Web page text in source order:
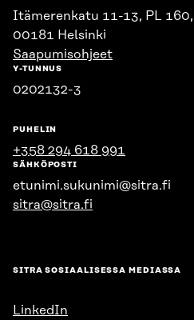
Itämerenkatu 11-13, PL 160,
00181 Helsinki
Saapumisohjeet
Y-TUNNUS
0202132-3
PUHELIN
+358 294 618 991
SÄHKÖPOSTI
etunimi.sukunimi@sitra.fi
sitra@sitra.fi
SITRA SOSIAALISESSA MEDIASSA
LinkedIn